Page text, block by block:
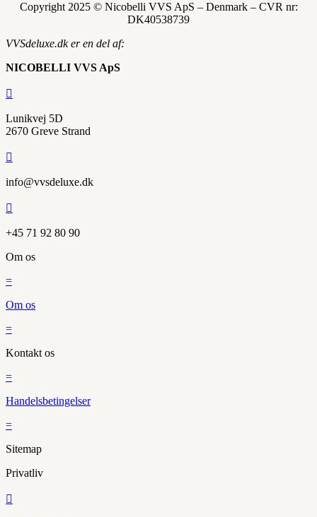
Copyright 2025 © Nicobelli VVS ApS – Denmark – CVR nr:
DK40538739
VVSdeluxe.dk er en del af:
NICOBELLI VVS ApS

Lunikvej 5D
2670 Greve Strand

info@vvsdeluxe.dk

+45 71 92 80 90
Om os
=
Om os
=
Kontakt os
=
Handelsbetingelser
=
Sitemap
Privatliv
